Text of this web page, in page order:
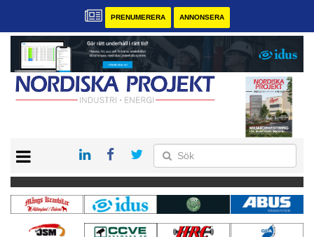
PRENUMERERA ANNONSERA
KONTAKT
VÅRA ANDRA MAGASIN
PRENUMERERA